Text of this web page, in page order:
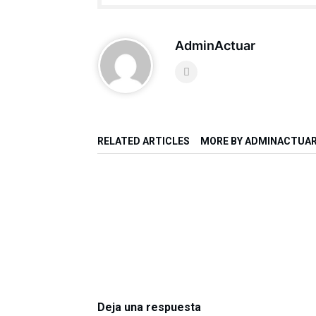
AdminActuar
RELATED ARTICLES MORE BY
Deja una respuesta